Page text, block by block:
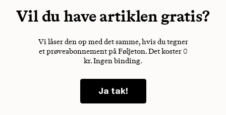
Vil du have artiklen gratis?
Vi låser den op med det samme, hvis du tegner
et prøveabonnement på Føljeton. Det koster 0
kr. Ingen binding.
Ja tak!